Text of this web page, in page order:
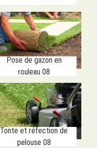
Pose de gazon en
rouleau 08
Tonte et réfection de
pelouse 08